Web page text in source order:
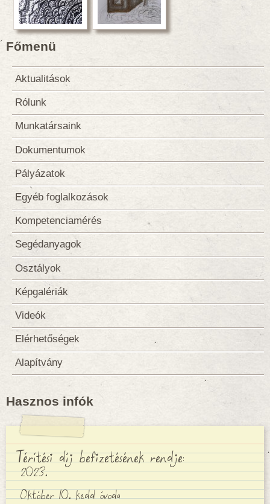
Főmenü
Aktualitások
Rólunk
Munkatársaink
Dokumentumok
Pályázatok
Egyéb foglalkozások
Kompetenciamérés
Segédanyagok
Osztályok
Képgalériák
Videók
Elérhetőségek
Alapítvány
Hasznos infók
Térítési díj befizetésének rendje:
2023.
Október 10. kedd óvoda